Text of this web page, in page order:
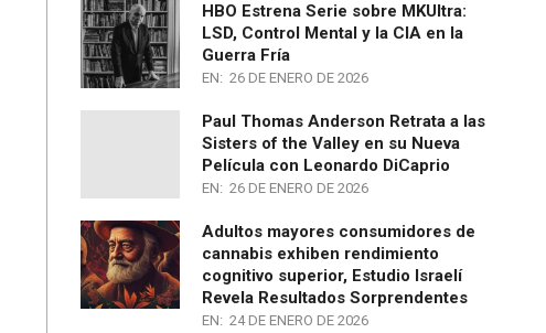
HBO Estrena Serie sobre MKUltra:
LSD, Control Mental y la CIA en la
Guerra Fría
EN: 26 DE ENERO DE 2026
Paul Thomas Anderson Retrata a las
Sisters of the Valley en su Nueva
Película con Leonardo DiCaprio
EN: 26 DE ENERO DE 2026
Adultos mayores consumidores de
cannabis exhiben rendimiento
cognitivo superior, Estudio Israelí
Revela Resultados Sorprendentes
EN: 24 DE ENERO DE 2026